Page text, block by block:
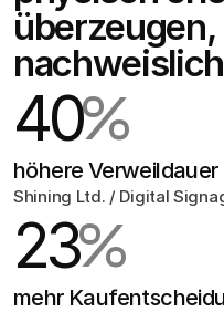
%
40
höhere
Shining Ltd. / Digital
%
23
mehr